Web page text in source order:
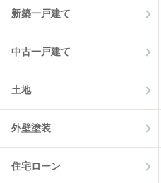
新築一戸建て
中古一戸建て
土地
外壁塗装
住宅ローン